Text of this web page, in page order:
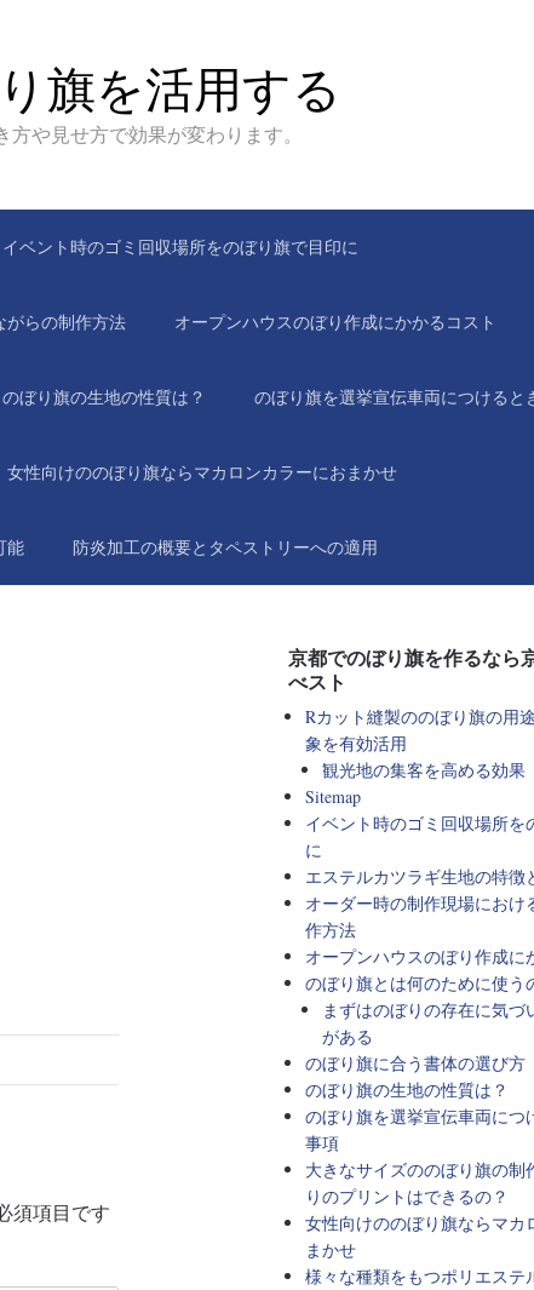
旗を活用する
や見せ方で効果が変わります。
イベント時のゴミ回収場所をのぼり旗で目印に
がらの制作方法 オープンハウスのぼり作成にかかるコスト
のぼり旗の生地の性質は？ のぼり旗を選挙宣伝車両につけると
女性向けののぼり旗ならマカロンカラーにおまかせ
能 防炎加工の概要とタペストリーへの適用
須項目です
京都でのぼり旗を作るなら
べスト
Rカット縫製ののぼり旗の用
象を有効活用
観光地の集客を高める効果
Sitemap
イベント時のゴミ回収場所を
に
エステルカツラギ生地の特徴
オーダー時の制作現場におけ
作方法
オープンハウスのぼり作成に
のぼり旗とは何のために使う
まずはのぼりの存在に気づ
がある
のぼり旗に合う書体の選び方
のぼり旗の生地の性質は？
のぼり旗を選挙宣伝車両につ
事項
大きなサイズののぼり旗の制
りのプリントはできるの？
女性向けののぼり旗ならマカ
まかせ
様々な種類をもつポリエステ